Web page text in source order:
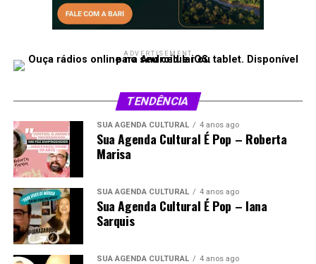
ADVERTISEMENT
TENDÊNCIA
SUA AGENDA CULTURAL 4 anos ago
Sua Agenda Cultural É Pop – Roberta
Marisa
SUA AGENDA CULTURAL 4 anos ago
Sua Agenda Cultural É Pop – Iana
Sarquis
SUA AGENDA CULTURAL 4 anos ago